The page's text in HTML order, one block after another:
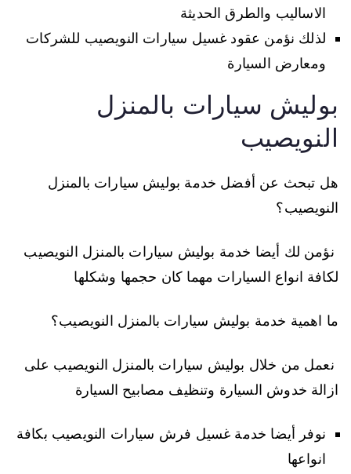
الاساليب والطرق الحديثة
لذلك نؤمن عقود غسيل سيارات النويصيب للشركات
ومعارض السيارة
بوليش سيارات بالمنزل
النويصيب
هل تبحث عن أفضل خدمة بوليش سيارات بالمنزل
النويصيب؟
نؤمن لك أيضا خدمة بوليش سيارات بالمنزل النويصيب
لكافة انواع السيارات مهما كان حجمها وشكلها
ما اهمية خدمة بوليش سيارات بالمنزل النويصيب؟
نعمل من خلال بوليش سيارات بالمنزل النويصيب على
ازالة خدوش السيارة وتنظيف مصابيح السيارة
نوفر أيضا خدمة غسيل فرش سيارات النويصيب بكافة
انواعها